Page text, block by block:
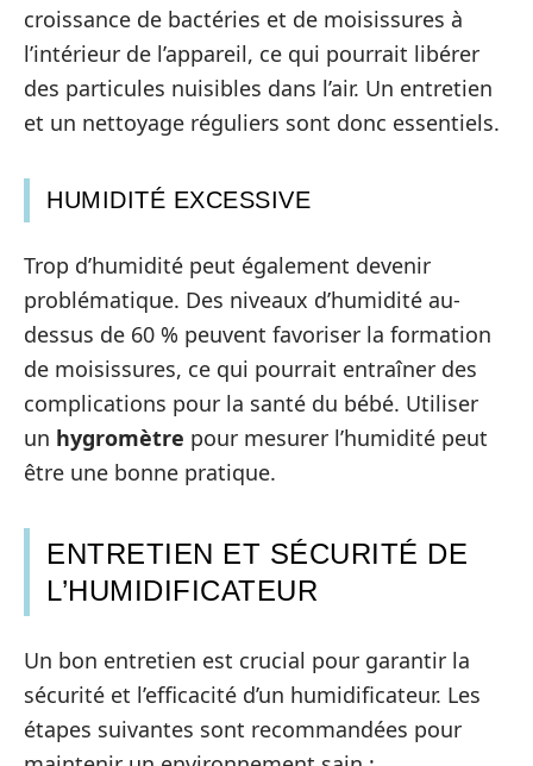
croissance de bactéries et de moisissures à
l’intérieur de l’appareil, ce qui pourrait libérer
des particules nuisibles dans l’air. Un entretien
et un nettoyage réguliers sont donc essentiels.
HUMIDITÉ EXCESSIVE
Trop d’humidité peut également devenir
problématique. Des niveaux d’humidité au-
dessus de 60 % peuvent favoriser la formation
de moisissures, ce qui pourrait entraîner des
complications pour la santé du bébé. Utiliser
un hygromètre pour mesurer l’humidité peut
être une bonne pratique.
ENTRETIEN ET SÉCURITÉ DE
L’HUMIDIFICATEUR
Un bon entretien est crucial pour garantir la
sécurité et l’efficacité d’un humidificateur. Les
étapes suivantes sont recommandées pour